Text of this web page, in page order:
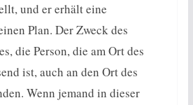
und er erhält eine
Plan. Der Zweck des
die Person, die am Ort des
ist, auch an den Ort des
Wenn jemand in dieser